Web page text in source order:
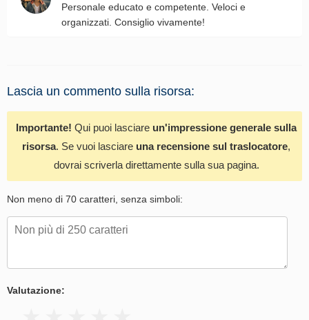
Personale educato e competente. Veloci e
organizzati. Consiglio vivamente!
Lascia un commento sulla risorsa:
Importante! Qui puoi lasciare un'impressione generale sulla
risorsa. Se vuoi lasciare una recensione sul traslocatore,
dovrai scriverla direttamente sulla sua pagina.
Non meno di 70 caratteri, senza simboli:
Valutazione: